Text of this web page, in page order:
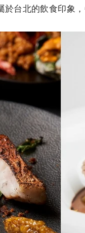
於台北的飲食印象